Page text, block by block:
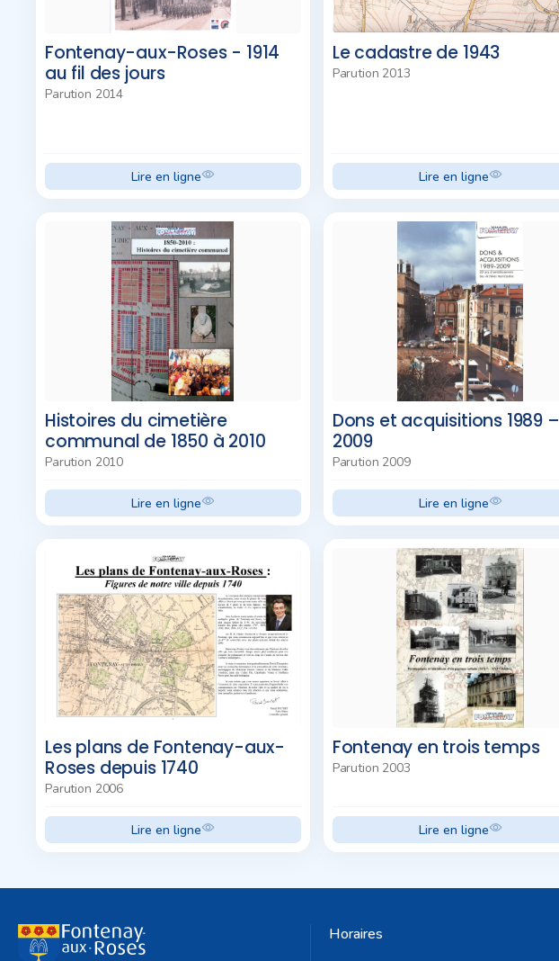
Fontenay-aux-Roses - 1914
au fil des jours
Parution 2014
Lire en ligne
Le cadastre de 1943
Parution 2013
Lire en ligne
Histoires du cimetière
communal de 1850 à 2010
Parution 2010
Lire en ligne
Dons et acquisitions 1989 –
2009
Parution 2009
Lire en ligne
Les plans de Fontenay-aux-
Roses depuis 1740
Parution 2006
Lire en ligne
Fontenay en trois temps
Parution 2003
Lire en ligne
Horaires